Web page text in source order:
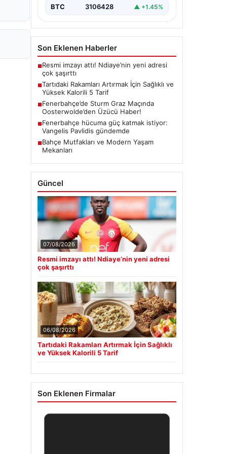
BTC 3106428 ▲ +1.45%
Son Eklenen Haberler
■Resmi imzayı attı! Ndiaye’nin yeni adresi
çok şaşırttı
■Tartıdaki Rakamları Artırmak İçin Sağlıklı ve
Yüksek Kalorili 5 Tarif
■Fenerbahçe’de Sturm Graz Maçında
Oosterwolde’den Üzücü Haber!
■Fenerbahçe hücuma güç katmak istiyor:
Vangelis Pavlidis gündemde
■Bahçe Mutfakları ve Modern Yaşam
Mekanları
Güncel
07/08/2026
Resmi imzayı attı! Ndiaye’nin yeni adresi
çok şaşırttı
06/08/2026
Tartıdaki Rakamları Artırmak İçin Sağlıklı
ve Yüksek Kalorili 5 Tarif
Son Eklenen Firmalar